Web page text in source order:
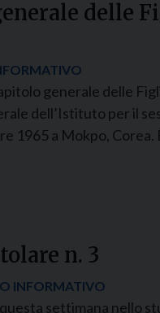
delle
generale delle
dell’Istituto per il
1965 a Mokpo, Corea.
n. 3
INFORMATIVO
settimana nello